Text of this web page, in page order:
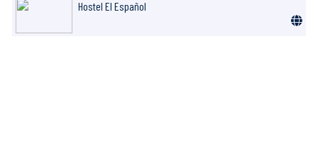
Hostel El Español